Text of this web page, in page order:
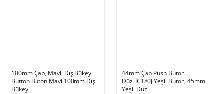
100mm Çap, Mavi, Dış Bükey
Button Buton Mavi 100mm Dış
Bükey
44mm Çap Push Buton
Düz_IC180J Yeşil Buton, 45mm
Yeşil Düz